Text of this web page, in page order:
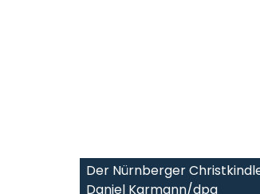
Der Nürnberger
Daniel Karmann/dpa